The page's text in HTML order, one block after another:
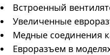
Встроенный
Увеличенные
Медные соединения
Евроразъем в